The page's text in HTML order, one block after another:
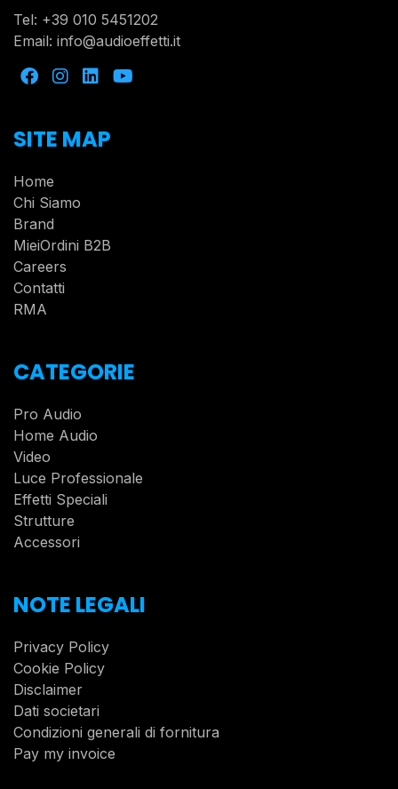
Tel: +39 010 5451202
Email: info@audioeffetti.it
SITE MAP
Home
Chi Siamo
Brand
MieiOrdini B2B
Careers
Contatti
RMA
CATEGORIE
Pro Audio
Home Audio
Video
Luce Professionale
Effetti Speciali
Strutture
Accessori
NOTE LEGALI
Privacy Policy
Cookie Policy
Disclaimer
Dati societari
Condizioni generali di fornitura
Pay my invoice